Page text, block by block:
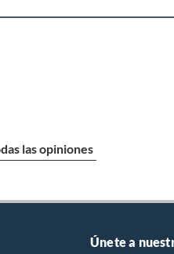
las opiniones
Únete a